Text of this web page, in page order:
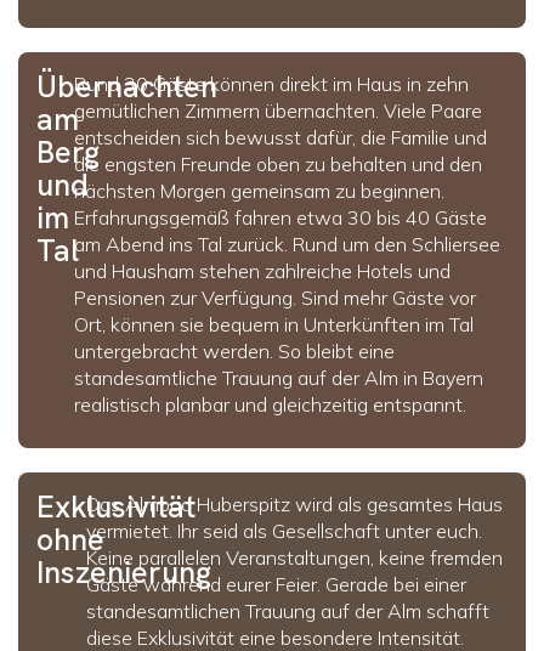
Übernachten
am
Berg
und
im
Tal
Rund 30 Gäste können direkt im Haus in zehn
gemütlichen Zimmern übernachten. Viele Paare
entscheiden sich bewusst dafür, die Familie und
die engsten Freunde oben zu behalten und den
nächsten Morgen gemeinsam zu beginnen.
Erfahrungsgemäß fahren etwa 30 bis 40 Gäste
am Abend ins Tal zurück. Rund um den Schliersee
und Hausham stehen zahlreiche Hotels und
Pensionen zur Verfügung. Sind mehr Gäste vor
Ort, können sie bequem in Unterkünften im Tal
untergebracht werden. So bleibt eine
standesamtliche Trauung auf der Alm in Bayern
realistisch planbar und gleichzeitig entspannt.
Exklusivität
ohne
Inszenierung
Das Almbad Huberspitz wird als gesamtes Haus
vermietet. Ihr seid als Gesellschaft unter euch.
Keine parallelen Veranstaltungen, keine fremden
Gäste während eurer Feier. Gerade bei einer
standesamtlichen Trauung auf der Alm schafft
diese Exklusivität eine besondere Intensität.